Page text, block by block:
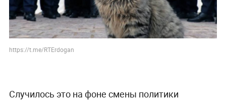
https://t.me/RTErdogan
Случилось это на фоне смены политики